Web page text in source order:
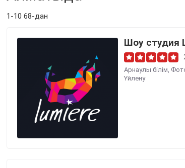
1-10 68-дан
Шоу студия
Арнаулы білім,
Үйлену